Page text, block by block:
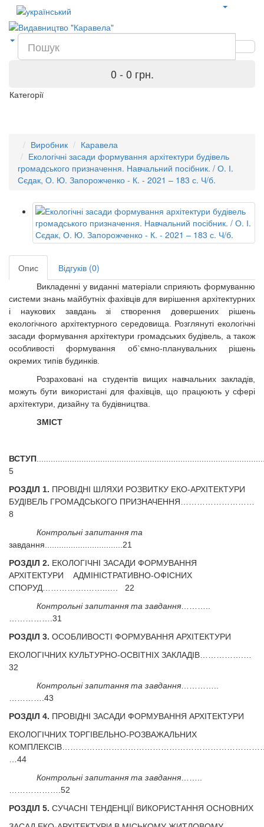
0 - 0 грн.
Категорії
Виробник
Каравела
Екологічні засади формування архітектури будівель
громадського призначення. Навчальний посібник. / О. І.
Сєдак, О. Ю. Запорожченко - К. - 2021 – 183 с. Ч/б.
Опис Відгуків (0)
Викладенні у виданні матеріали сприяють формуванню
системи знань майбутніх фахівців для вирішення архітектурних
і наукових завдань зі створення довершених рішень
екологічного архітектурного середовища. Розглянуті екологічні
засади формування архітектури громадських будівель, а також
особливості формування об`ємно-планувальних рішень
окремих типів будинків.
Розраховані на студентів вищих навчальних закладів,
можуть бути використані для фахівців, що працюють у сфері
архітектури, дизайну та будівництва.
ЗМІСТ
ВСТУП
5
РОЗДІЛ 1. ПРОВІДНІ ШЛЯХИ РОЗВИТКУ ЕКО-АРХІТЕКТУРИ
БУДІВЕЛЬ ГРОМАДСЬКОГО ПРИЗНАЧЕННЯ………………………
8
Контрольні запитання та
завдання.................................21
РОЗДІЛ 2. ЕКОЛОГІЧНІ ЗАСАДИ ФОРМУВАННЯ
АРХІТЕКТУРИ АДМІНІСТРАТИВНО-ОФІСНИХ
СПОРУД…………….……..…. 22
Контрольні запитання та завдання………..
…………….31
РОЗДІЛ 3. ОСОБЛИВОСТІ ФОРМУВАННЯ АРХІТЕКТУРИ
ЕКОЛОГІЧНИХ КУЛЬТУРНО-ОСВІТНІХ ЗАКЛАДІВ…………….…
32
Контрольні запитання та завдання…………..
………….43
РОЗДІЛ 4. ПРОВІДНІ ЗАСАДИ ФОРМУВАННЯ АРХІТЕКТУРИ
ЕКОЛОГІЧНИХ ТОРГІВЕЛЬНО-РОЗВАЖАЛЬНИХ
…44
Контрольні запитання та завдання……..
……………….52
РОЗДІЛ 5. СУЧАСНІ ТЕНДЕНЦІЇ ВИКОРИСТАННЯ ОСНОВНИХ